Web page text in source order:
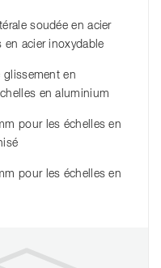
soudée en acier
en acier inoxydable
glissement en
en aluminium
pour les échelles en
pour les échelles en